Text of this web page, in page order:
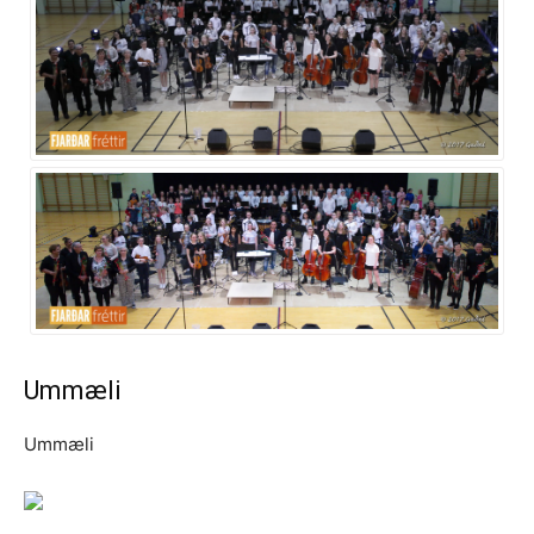
Ummæli
Ummæli